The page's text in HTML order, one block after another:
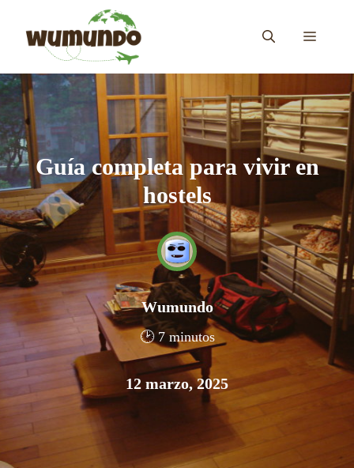
contenido
MENÚ
Guía completa para vivir en
hostels
Wumundo
🕑 7 minutos
12 marzo, 2025